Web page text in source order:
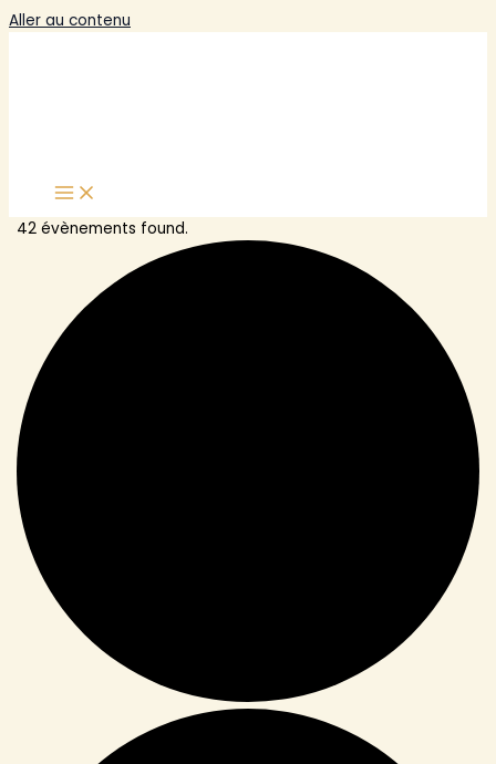
Aller au contenu
42 évènements found.